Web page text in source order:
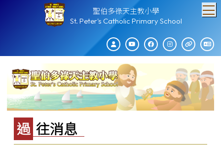
聖伯多祿天主教小學
St. Peter's Catholic Primary School
過往消息